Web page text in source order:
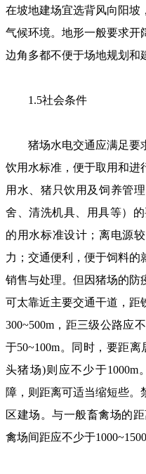
在坡地建场宜选背风向阳坡
气候环境。地形一般要求开
边角多都不便于场地规划和
1.5社会条件
猪场水电交通应满足要
饮用水标准，便于取用和进
用水、猪只饮用及饲养管
舍、清洗机具、用具等）
的用水标准设计；离电源
力；交通便利，便于饲料的
销售与处理。但因猪场的防
可太靠近主要交通干道，距
300~500m，距三级公路应
于50~100m。同时，要距
头猪场)则应不少于
障，则距离可适当缩短些。
区建场。与一般畜禽场的
禽场间距应不少于